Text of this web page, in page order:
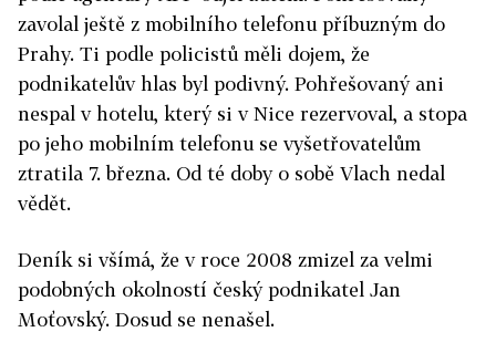
zavolal ještě z mobilního telefonu příbuzným do
Prahy. Ti podle policistů měli dojem, že
podnikatelův hlas byl podivný. Pohřešovaný ani
nespal v hotelu, který si v Nice rezervoval, a stopa
po jeho mobilním telefonu se vyšetřovatelům
ztratila 7. března. Od té doby o sobě Vlach nedal
vědět.
Deník si všímá, že v roce 2008 zmizel za velmi
podobných okolností český podnikatel Jan
Moťovský. Dosud se nenašel.